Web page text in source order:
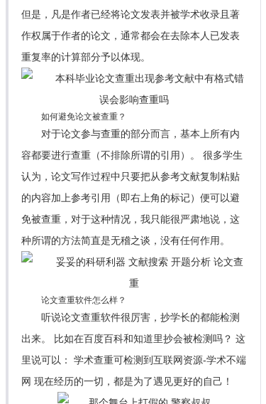
但是，凡是作者已经将论文发表并被学术收录且著
作权属于作者的论文，通常都会在去除本人已发表
重复率的计算部分予以体现。
如何避免论文被查重？
对于论文参与查重的部分而言，基本上所有内
容都要进行查重（不排除所谓的引用）。 很多学生
认为，论文写作过程中只要把从参考文献复制粘贴
的内容加上参考引用（即右上角的标记）便可以避
免被查重，对于这种情况，我只能很严肃地说，这
种所谓的方法简直是无稽之谈，没有任何作用。
论文查重软件怎么样？
听说论文查重软件很厉害，抄学长的都能检测
出来。 比如在百度百科和知道里抄会被检测吗？ 这
里说可以： 学术查重可检测到互联网资源-学术不端
网 现在经历的一切，都是为了遇见更好的自己！